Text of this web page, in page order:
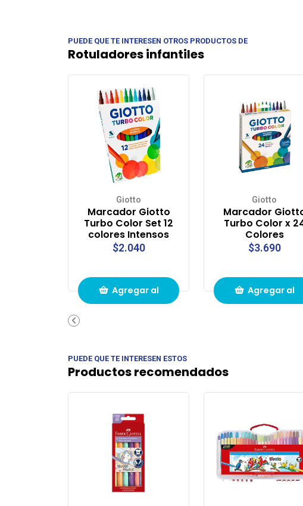
PUEDE QUE TE INTERESEN OTROS PRODUCTOS DE
Rotuladores infantiles
Giotto
Marcador Giotto
Turbo Color Set 12
colores Intensos
$2.040
Agregar al
Giotto
Marcador
Turbo Color x
Colores
$3.690
Agregar al
PUEDE QUE TE INTERESEN ESTOS
Productos recomendados